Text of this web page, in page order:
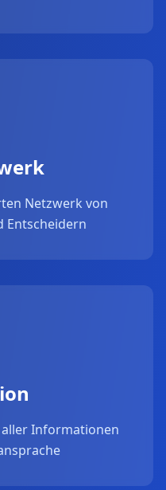
Netzwerk von
Entscheidern
Informationen